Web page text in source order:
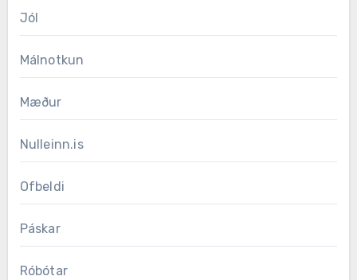
Jól
Málnotkun
Mæður
Nulleinn.is
Ofbeldi
Páskar
Róbótar